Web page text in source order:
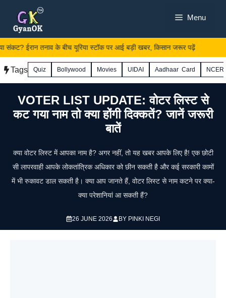
content
Menu
संकट? ईरान तनाव के बीच यूरिया स्टॉक पर आई बड़ी खबर, किसान जरूर पढ़ें
Tags Quiz Bollywood Movies UIDAI Aadhaar Card
VOTER LIST UPDATE: वोटर लिस्ट से
कट गया नाम तो क्या होंगी दिक्कतें? जानें जरूरी
बातें
क्या वोटर लिस्ट में आपका नाम है? अगर नहीं, तो यह खबर आपके लिए है! एक छोटी
सी लापरवाही आपके लोकतांत्रिक अधिकार को छीन सकती है और कई सरकारी कामों
में भी रुकावट डाल सकती है। क्या आप जानते हैं, वोटर लिस्ट से नाम कटने पर क्या-
क्या परेशानियां आ सकती हैं?
26 JUNE 2026 BY PINKI NEGI